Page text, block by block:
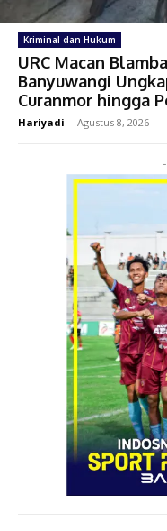
Kriminal dan Hukum
URC Macan
Banyuwangi
Curanmor hingga
Hariyadi - Agustus 8, 2026